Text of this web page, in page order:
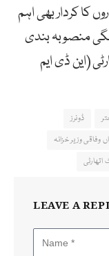
کا کردار بھی اہم
منصوبہ بندی
(این ڈی ایم
ڈونرز
وفاقی وزیر خزانہ
LEAVE A